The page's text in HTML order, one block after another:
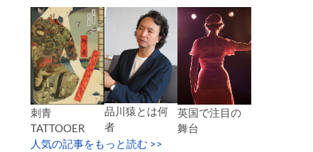
刺青
TATTOOER
品川猿とは何
者
英国で注目の
舞台
人気の記事をもっと読む >>